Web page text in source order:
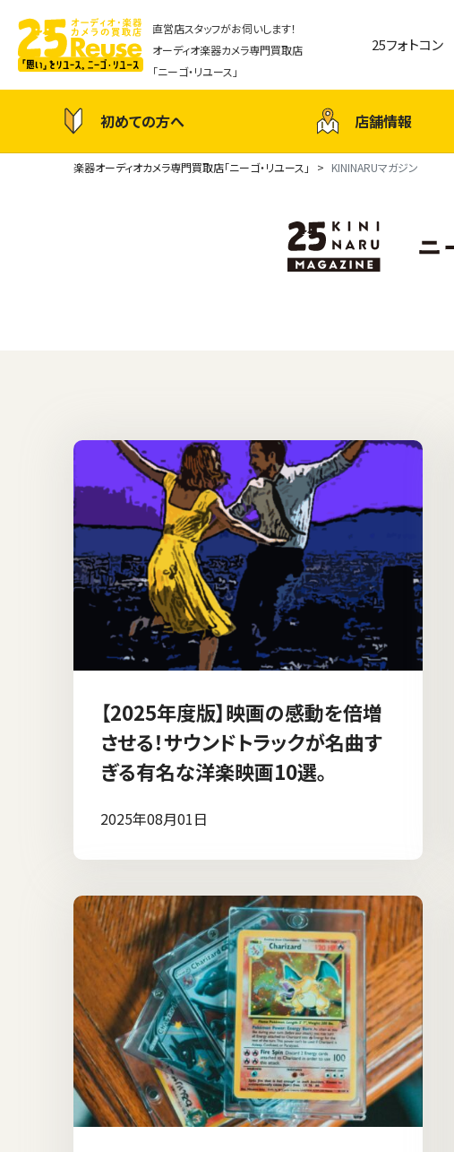
直営店スタッフがお伺いします！
オーディオ楽器カメラ専門買取店
「ニーゴ・リユース」
25フォトコン
初めての方へ 店舗情報
楽器オーディオカメラ専門買取店「ニーゴ・リユース」 KININARUマガジン
【2025年度版】映画の感動を倍増
させる！サウンドトラックが名曲す
ぎる有名な洋楽映画10選。
2025年08月01日